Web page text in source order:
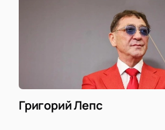
Григорий Лепс